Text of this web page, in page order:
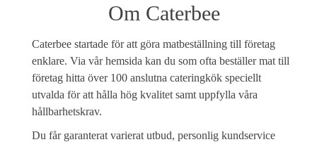
Om Caterbee
Caterbee startade för att göra matbeställning till företag
enklare. Via vår hemsida kan du som ofta beställer mat till
företag hitta över 100 anslutna cateringkök speciellt
utvalda för att hålla hög kvalitet samt uppfylla våra
hållbarhetskrav.
Du får garanterat varierat utbud, personlig kundservice